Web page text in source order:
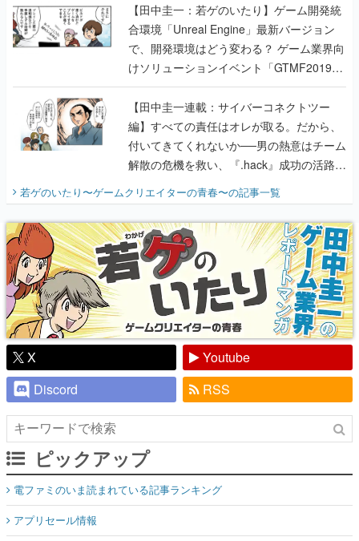
【田中圭一：若ゲのいたり】ゲーム開発統
合環境「Unreal Engine」最新バージョン
で、開発環境はどう変わる？ ゲーム業界向
けソリューションイベント「GTMF2019」
に行って、より理解を深めよう【PR】
【田中圭一連載：サイバーコネクトツー
編】すべての責任はオレが取る。だから、
付いてきてくれないか──男の熱意はチーム
解散の危機を救い、『.hack』成功の活路を
『少年ジャンプ』色だった【若ゲのいた
り】
若ゲのいたり〜ゲームクリエイターの青春〜の記事一覧
X
Youtube
Discord
RSS
ピックアップ
電ファミのいま読まれている記事ランキング
アプリセール情報